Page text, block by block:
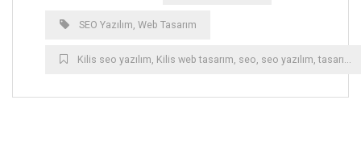
SEO Yazılım Web Tasarım
Kilis ‎seo yazılım, Kilis ‎web tasarım, seo, seo yazılım,tasarım